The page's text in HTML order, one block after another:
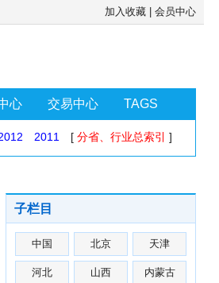
加入收藏 会员中心
心 交易中心 TAGS
2011 [ 分省、行业总索引 ]
子栏目
中国 北京 天津
河北 山西 内蒙古